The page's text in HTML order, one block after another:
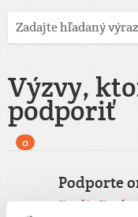
Výzvy,
podporiť
0
Podporte